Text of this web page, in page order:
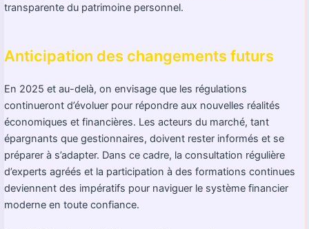
transparente du patrimoine personnel.
Anticipation des changements futurs
En 2025 et au-delà, on envisage que les régulations
continueront d’évoluer pour répondre aux nouvelles réalités
économiques et financières. Les acteurs du marché, tant
épargnants que gestionnaires, doivent rester informés et se
préparer à s’adapter. Dans ce cadre, la consultation régulière
d’experts agréés et la participation à des formations continues
deviennent des impératifs pour naviguer le système financier
moderne en toute confiance.